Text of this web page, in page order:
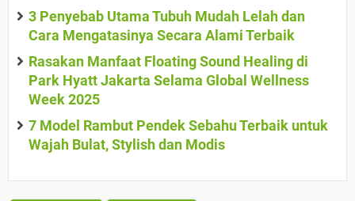
3 Penyebab Utama Tubuh Mudah Lelah dan
Cara Mengatasinya Secara Alami Terbaik
Rasakan Manfaat Floating Sound Healing di
Park Hyatt Jakarta Selama Global Wellness
Week 2025
7 Model Rambut Pendek Sebahu Terbaik untuk
Wajah Bulat, Stylish dan Modis